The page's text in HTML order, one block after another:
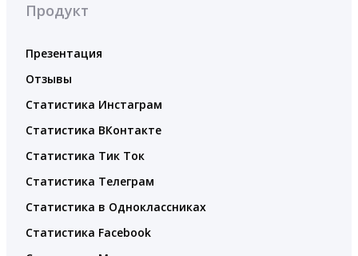
Продукт
Презентация
Отзывы
Статистика Инстаграм
Статистика ВКонтакте
Статистика Тик Ток
Статистика Телеграм
Статистика в Одноклассниках
Статистика Facebook